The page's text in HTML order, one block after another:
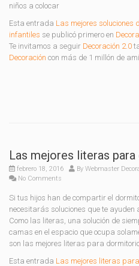
niños a colocar
Esta entrada Las mejores soluciones
infantiles se publicó primero en
Te invitamos a seguir Decoración 2.0
Decoración con más de 1 millón de
Las mejores literas
febrero 18, 2016 By Webmaster
No Comments
Si tus hijos han de compartir el
necesitarás soluciones que te
Como las literas, una solución de
camas en el espacio que ocupa
son las mejores literas para
Esta entrada Las mejores literas